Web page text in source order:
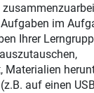
im
Ihrer
Materialien
auf einen